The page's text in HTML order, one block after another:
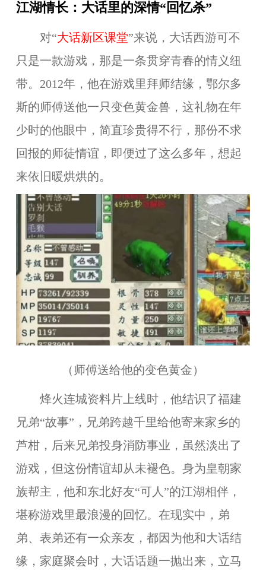
江湖情长：大话里的深情“回忆杀”
对“大话新区课堂”来说，大话西游可不
只是一款游戏，那是一条贯穿青春的情义纽
带。2012年，他在游戏里拜师结缘，鄂尔多
斯的师傅送他一只变色黄金兽，这礼物在年
少时的他眼中，简直珍贵得不行，那份不求
回报的师徒情谊，即便过了这么多年，想起
来依旧暖烘烘的。
（师傅送给他的变色黄金）
烽火连城资料片上线时，他结识了福建
兄弟“故事”，兄弟跨越千里给他寄来家乡的
芦柑，后来兄弟投身消防事业，虽然淡出了
游戏，但这份情谊却从未褪色。身为皇朝家
族帮主，他和东北好友“可人”的江湖相伴，
堪称游戏里最浪漫的回忆。在现实中，弟
弟、表弟还有一众亲友，都因为他和大话结
缘，家庭聚会时，大话话题一抛出来，立马